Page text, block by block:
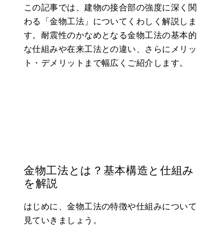
この記事では、建物の接合部の強度に深く関
わる「金物工法」についてくわしく解説しま
す。耐震性のかなめとなる金物工法の基本的
な仕組みや在来工法との違い、さらにメリッ
ト・デメリットまで幅広くご紹介します。
金物工法とは？基本構造と仕組み
を解説
はじめに、金物工法の特徴や仕組みについて
見ていきましょう。